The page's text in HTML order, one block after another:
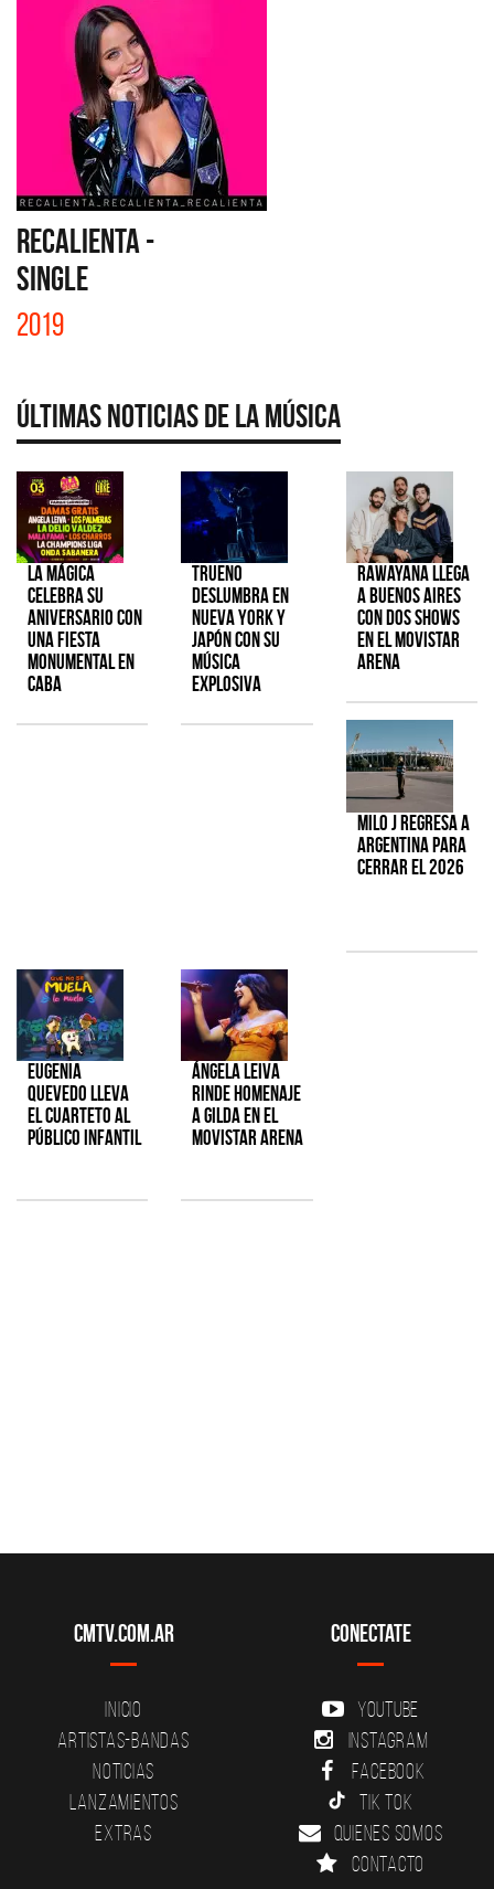
RECALIENTA -
SINGLE
2019
Últimas Noticias de la Música
La Mágica
celebra su
aniversario con
una fiesta
monumental en
CABA
TRUENO
deslumbra en
Nueva York y
Japón con su
música
explosiva
Rawayana llega
a Buenos Aires
con dos shows
en el Movistar
Arena
Milo J regresa a
Argentina para
cerrar el 2026
Eugenia
Quevedo lleva
el cuarteto al
público infantil
Ángela Leiva
rinde homenaje
a Gilda en el
Movistar Arena
CMTV.com.ar
Inicio
Artistas-Bandas
Noticias
Lanzamientos
Extras
Conectate
YouTube
Instagram
Facebook
Tik Tok
Quienes somos
Contacto